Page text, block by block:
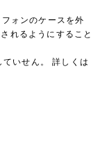
ォンのケースを外
れるようにすること
いせん。 詳しくは